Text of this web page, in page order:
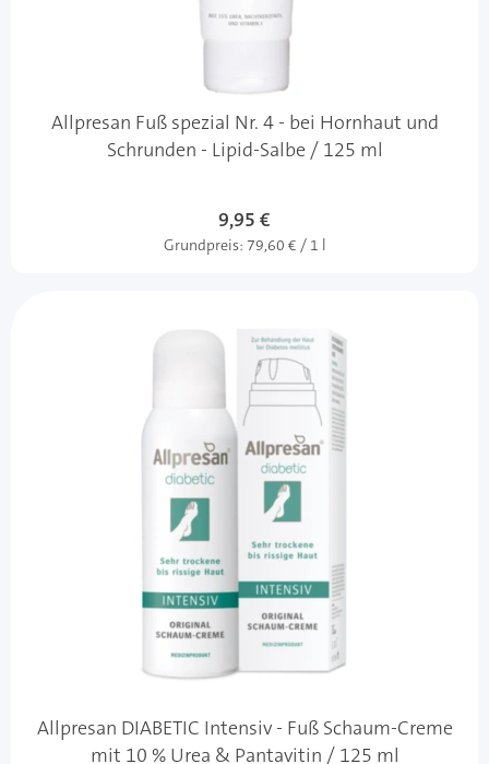
Allpresan Fuß spezial Nr. 4 - bei Hornhaut und
Schrunden - Lipid-Salbe / 125 ml
9,95 €
Grundpreis: 79,60 € / 1 l
Allpresan DIABETIC Intensiv - Fuß Schaum-Creme
mit 10 % Urea & Pantavitin / 125 ml